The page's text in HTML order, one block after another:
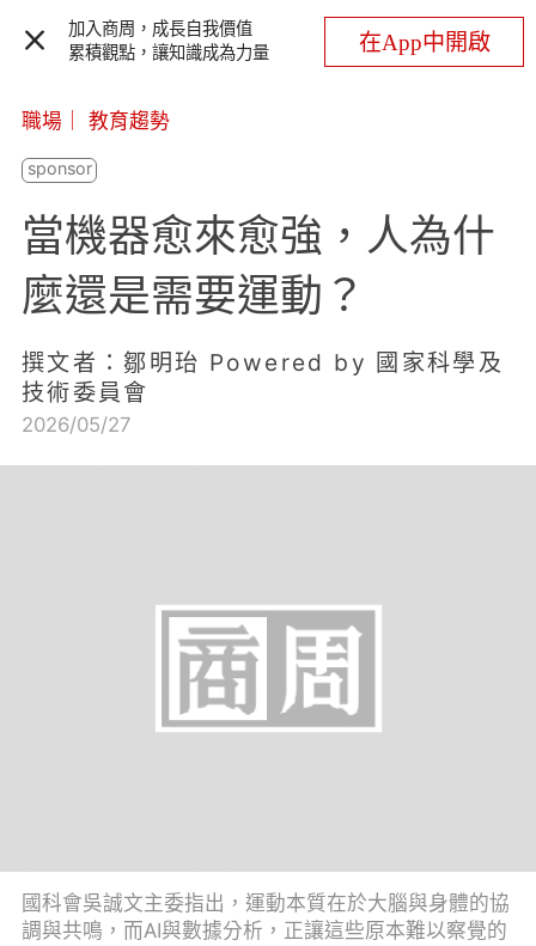
加入商周，成長自我價值
累積觀點，讓知識成為力量
在App中開啟
職場 教育趨勢
當機器愈來愈強，人為什
麼還是需要運動？
撰文者：鄒明珆 Powered by 國家科學及
技術委員會
2026/05/27
國科會吳誠文主委指出，運動本質在於大腦與身體的協
調與共鳴，而AI與數據分析，正讓這些原本難以察覺的